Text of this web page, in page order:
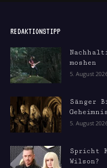
REDAKTIONSTIPP
moshen
5. August
Sänger
5. August
Spricht
Wilson?